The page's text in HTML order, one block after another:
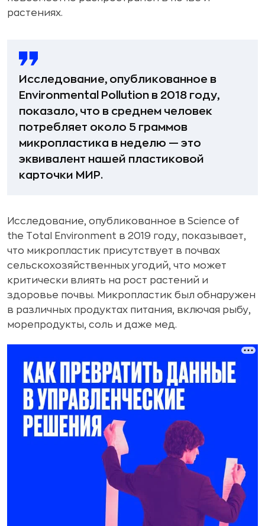
растениях.
Исследование, опубликованное в
Environmental Pollution в 2018 году,
показало, что в среднем человек
потребляет около 5 граммов
микропластика в неделю — это
эквивалент нашей пластиковой
карточки МИР.
Исследование, опубликованное в Science of
the Total Environment в 2019 году, показывает,
что микропластик присутствует в почвах
сельскохозяйственных угодий, что может
критически влиять на рост растений и
здоровье почвы. Микропластик был обнаружен
в различных продуктах питания, включая рыбу,
морепродукты, соль и даже мед.